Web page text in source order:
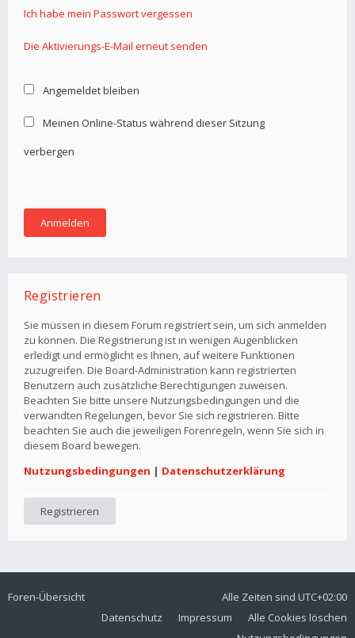
Ich habe mein Passwort vergessen
Die Aktivierungs-E-Mail erneut senden
Angemeldet bleiben
Meinen Online-Status während dieser Sitzung
verbergen
Registrieren
Sie müssen in diesem Forum registriert sein, um sich anmelden
zu können. Die Registrierung ist in wenigen Augenblicken
erledigt und ermöglicht es Ihnen, auf weitere Funktionen
zuzugreifen. Die Board-Administration kann registrierten
Benutzern auch zusätzliche Berechtigungen zuweisen.
Beachten Sie bitte unsere Nutzungsbedingungen und die
verwandten Regelungen, bevor Sie sich registrieren. Bitte
beachten Sie auch die jeweiligen Forenregeln, wenn Sie sich in
diesem Board bewegen.
Nutzungsbedingungen | Datenschutzerklärung
Registrieren
Foren-Übersicht Alle Zeiten sind UTC+02:00
Alle Cookies löschen
Impressum
Datenschutz